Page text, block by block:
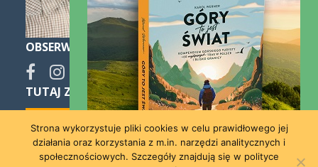
OBSERWUJ
TUTAJ ZNAJDZIESZ SPOKO NOCLEGI:
Strona wykorzystuje pliki cookies w celu prawidłowego jej
działania oraz korzystania z m.in. narzędzi analitycznych i
społecznościowych. Szczegóły znajdują się w polityce